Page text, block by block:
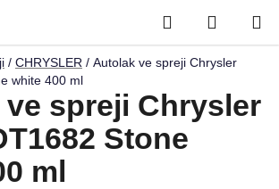
Hledat
KOŠÍK
/ CHRYSLER / Autolak ve spreji Chrysler
white 400 ml
spreji Chrysler
Stone
ml